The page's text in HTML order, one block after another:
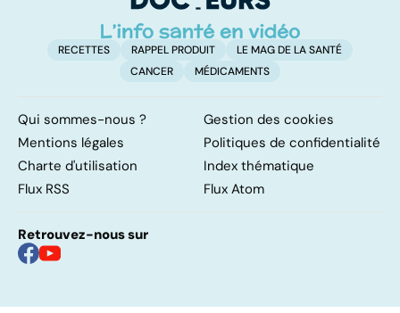
RECETTES RAPPEL PRODUIT
LE MAG DE LA SANTÉ
CANCER
MÉDICAMENTS
Qui sommes-nous ?
Gestion des cookies
Mentions légales
Politiques de confidentialité
Charte d'utilisation
Index thématique
Flux RSS
Flux Atom
Retrouvez-nous sur